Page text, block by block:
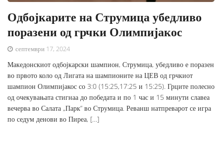
Одбојкарите на Струмица убедливо
поразени од грчки Олимпијакос
септември 17, 2024
Македонскиот одбојкарски шампион, Струмица, убедливо е поразен
во првото коло од Лигата на шампионите на ЦЕВ од грчкиот
шампион Олимпијакос со 3:0 (15:25,17:25 и 15:25). Грците полесно
од очекувањата стигнаа до победата и по 1 час и 15 минути славеа
вечерва во Салата „Парк“ во Струмица. Реванш натпреварот се игра
по седум денови во Пиреа, […]